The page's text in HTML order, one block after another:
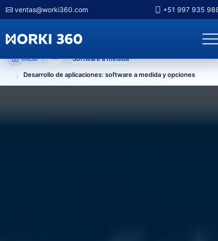
ventas@worki360.com +51 997 935
Inicio Mostrar niveles anteriores
Software a medida
Desarrollo de aplicaciones: software a medida y opciones